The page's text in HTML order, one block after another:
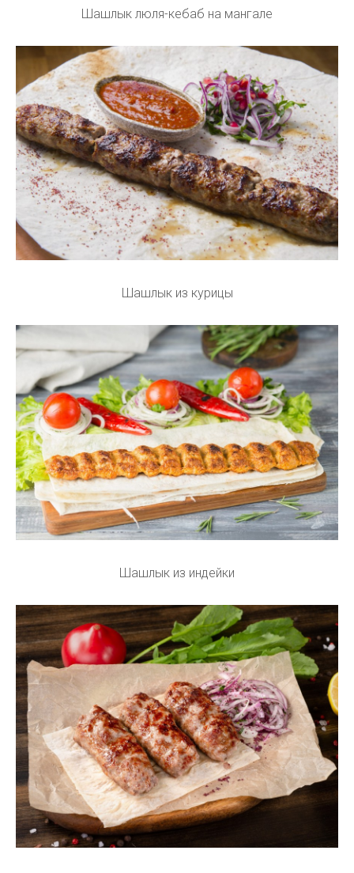
Шашлык люля-кебаб на мангале
Шашлык из курицы
Шашлык из индейки